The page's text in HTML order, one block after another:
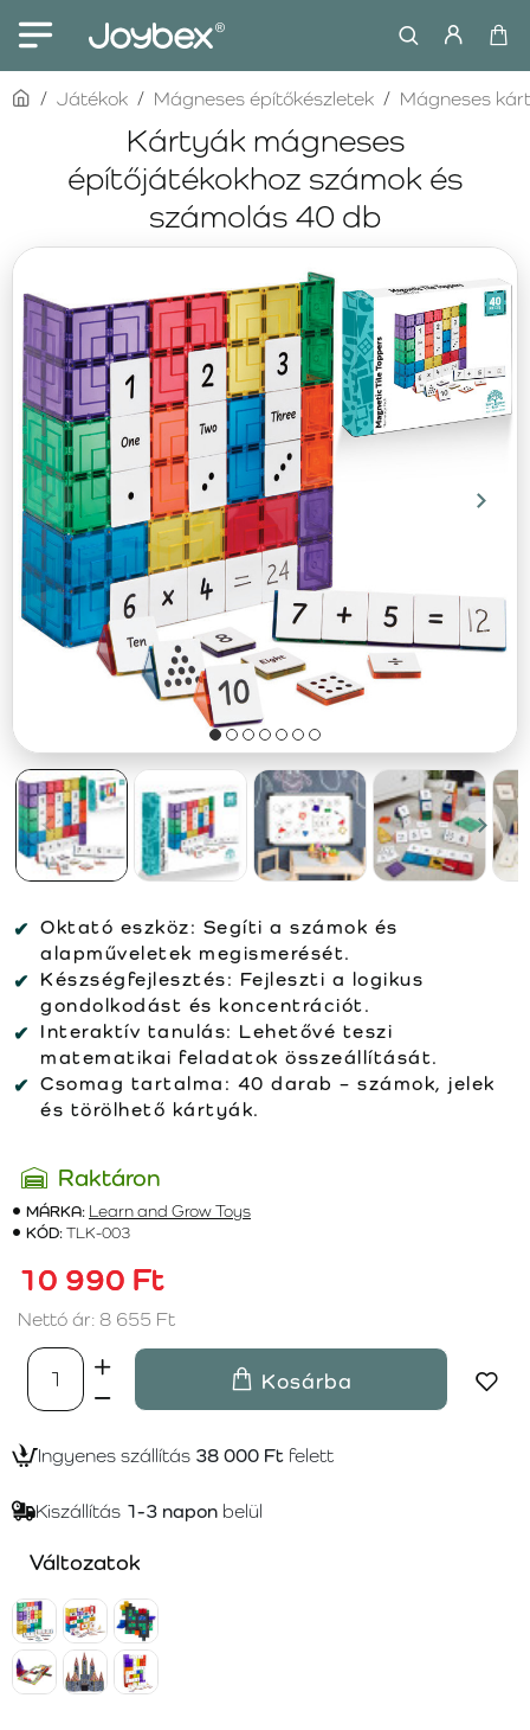
Kártyák mágneses
építőjátékokhoz számok és
számolás 40 db
homeJátékok Mágneses építőkészletek Mágneses
Oktató eszköz: Segíti a számok és
alapműveletek megismerését.
Készségfejlesztés: Fejleszti a logikus
gondolkodást és koncentrációt.
Interaktív tanulás: Lehetővé teszi
matematikai feladatok összeállítását.
Csomag tartalma: 40 darab – számok, jelek
és törölhető kártyák.
Raktáron
MÁRKA: Learn and Grow Toys
KÓD:TLK-003
10 990 Ft
Nettó ár: 8 655 Ft
Kosárba
Ingyenes szállítás 38 000 Ft felett
Kiszállítás 1-3 napon belül
Változatok